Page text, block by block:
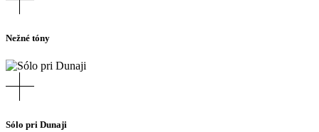
Nežné tóny
Sólo pri Dunaji